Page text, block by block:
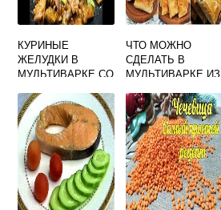
КУРИНЫЕ
ЖЕЛУДКИ В
МУЛЬТИВАРКЕ СО
ЧТО МОЖНО
СДЕЛАТЬ В
МУЛЬТИВАРКЕ ИЗ